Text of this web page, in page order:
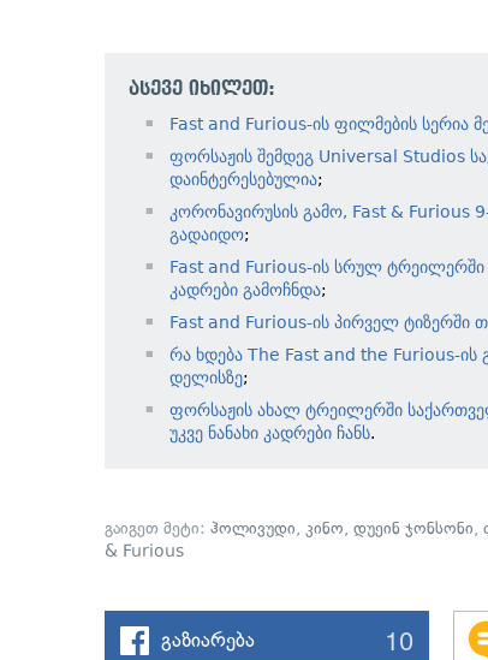
ასევე იხილეთ:
Fast and Furious-ის ფილმების სერია
ფორსაჟის შემდეგ Universal Studios
დაინტერესებულია;
კორონავირუსის გამო, Fast & Furious
გადაიდო;
Fast and Furious-ის სრულ
კადრები გამოჩნდა;
Fast and Furious-ის პირველ ტიზერში
რა ხდება The Fast and the Furious-ის
დელისზე;
ფორსაჟის ახალ ტრეილერში
უკვე ნანახი კადრები ჩანს.
გაიგეთ მეტი:ჰოლივუდი,კინო,დუეინ ჯონსონი,
& Furious
გაზიარება 10